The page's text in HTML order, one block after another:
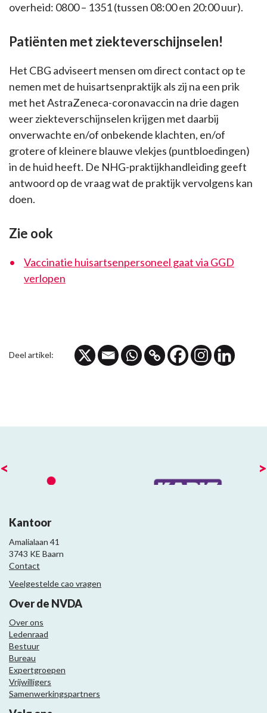
overheid: 0800 – 1351 (tussen 08:00 en 20:00 uur).
Patiënten met ziekteverschijnselen!
Het CBG adviseert mensen om direct contact op te
nemen met de huisartsenpraktijk als zij na een prik
met het AstraZeneca-coronavaccin na drie dagen
weer ziekteverschijnselen krijgen met daarbij
onverwachte en/of onbekende klachten, en/of
grotere of kleinere blauwe vlekjes (puntbloedingen)
in de huid heeft. De NHG-praktijkhandleiding geeft
antwoord op de vraag wat de praktijk vervolgens kan
doen.
Zie ook
Vaccinatie huisartsenpersoneel gaat via GGD
verlopen
Deel artikel:
< >
Kantoor
Amalialaan 41
3743 KE Baarn
Contact
Veelgestelde cao vragen
Over de NVDA
Over ons
Ledenraad
Bestuur
Bureau
Expertgroepen
Vrijwilligers
Samenwerkingspartners